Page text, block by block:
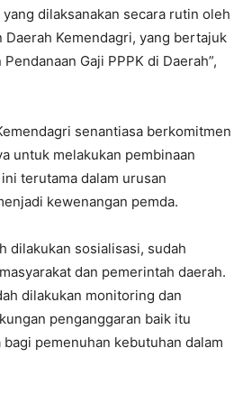
dilaksanakan secara rutin oleh
Daerah Kemendagri, yang bertajuk
Gaji PPPK di Daerah”,
senantiasa berkomitmen
untuk melakukan pembinaan
terutama dalam urusan
kewenangan pemda.
dilakukan sosialisasi, sudah
dan pemerintah daerah.
dilakukan monitoring dan
penganggaran baik itu
pemenuhan kebutuhan dalam